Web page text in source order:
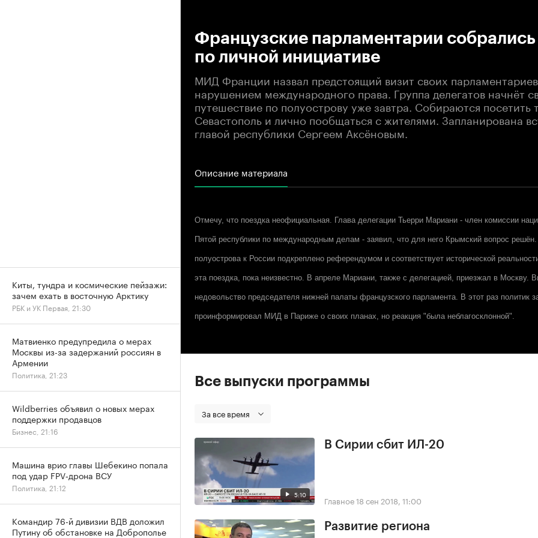
Французские парламентарии
по личной инициативе
МИД Франции назвал предстоящий визит своих
нарушением международного права. Группа делегатов начнёт
путешествие по полуострову уже завтра. Собираются посетить
Севастополь и лично пообщаться с жителями. Запланирована
главой республики Сергеем Аксёновым.
Описание материала
Отмечу, что поездка неофициальная. Глава делегации Тьерри Мариани - член комиссии
Пятой республики по международным делам - заявил, что для него Крымский вопрос
полуострова к России подкреплено референдумом и соответствует исторической
эта поездка, пока неизвестно. В апреле Мариани, также с делегацией, приезжал в Москву.
недовольство председателя нижней палаты французского парламента. В этот раз политик
проинформировал МИД в Париже о своих планах, но реакция "была неблагосклонной".
Все выпуски программы
За все время
5:10
В Сирии сбит ИЛ-20
Главное18 сен 2018, 11:00
Развитие региона
Киты, тундра и космические пейзажи:
зачем ехать в восточную Арктику
РБК и УК Первая, 21:30
Матвиенко предупредила о мерах
Москвы из-за задержаний россиян в
Армении
Политика, 21:23
Wildberries объявил о новых мерах
поддержки продавцов
Бизнес, 21:16
Машина врио главы Шебекино попала
под удар FPV‑дрона ВСУ
Политика, 21:12
Командир 76-й дивизии ВДВ доложил
Путину об обстановке на Доброполье